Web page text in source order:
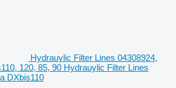
Hydrauylic Filter Lines 04308924,
120, 85, 90 Hydrauylic Filter Lines
DXbis110